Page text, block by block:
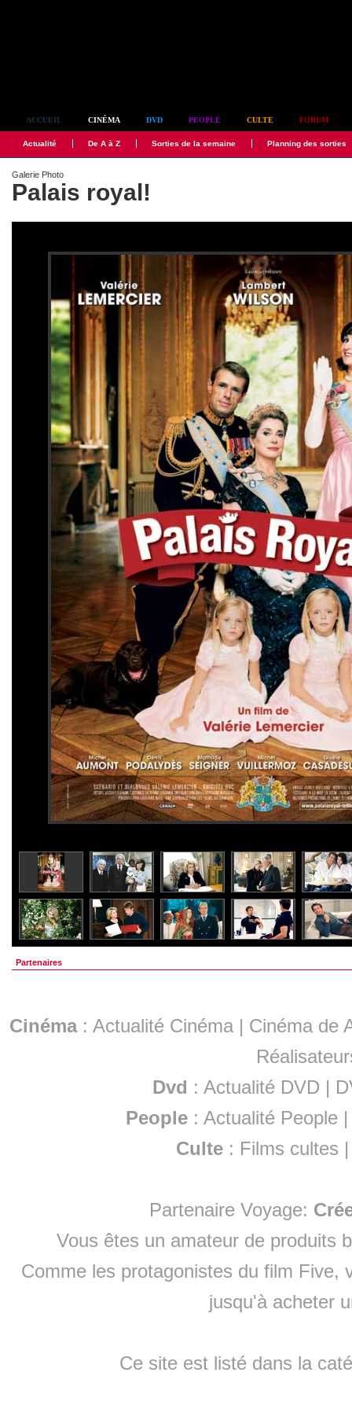
ACCUEIL CINÉMA DVD PEOPLE CULTE FORUM
Actualité De A à Z Sorties de la semaine Planning des sorties
Galerie Photo
Palais royal!
Partenaires
Cinéma: Actualité Cinéma | Cinéma de
Dvd : Actualité DVD |
People :Actualité People
Culte : Films cultes
Partenaire Voyage:
Vous êtes un amateur de produits
Comme les protagonistes du film Five,
jusqu'à acheter
Ce site est listé dans la